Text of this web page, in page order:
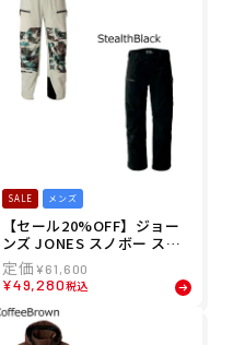
SALE メンズ
【セール20%OFF】ジョー
ンズ JONES スノボー スノ
ボ スノーボード ウェア パン
ツ マウンテン サーフ リサイ
クルド パンツ MTN Surf Re
cycled Pants 69125311 メ
ンズ 男性 25-26
¥61,600
¥49,280税込